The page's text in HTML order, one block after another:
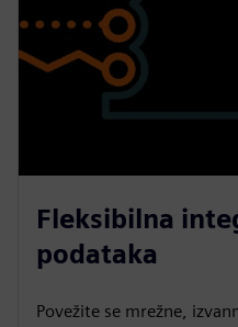
Fleksibilna
podataka
Povežite se mrežne,